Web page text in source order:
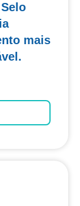
mais